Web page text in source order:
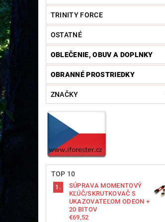
TRINITY FORCE
OSTATNÉ
OBLEČENIE, OBUV A DOPLNKY
OBRANNÉ PROSTRIEDKY
ZNAČKY
TOP 10
SÚPRAVA MOMENTOVÝ
KĽÚČ/SKRUTKOVAČ S
UKAZOVATEĽOM ODEON +
20 BITOV
€69,52